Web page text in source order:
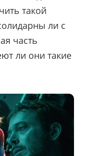
такой
ли с
часть
ли они такие